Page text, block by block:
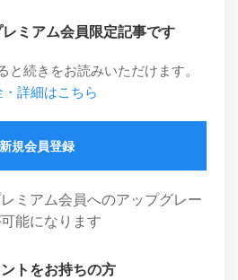
ミアム会員限定記事です
と続きをお読みいただけます。
・詳細はこちら
新規会員登録
ミアム会員へのアップグレー
可能になります
トをお持ちの方